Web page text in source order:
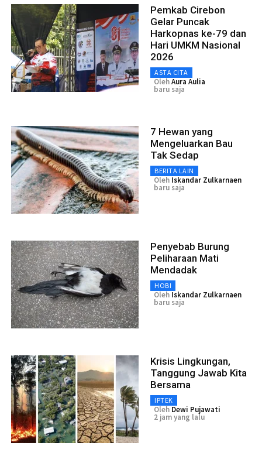
Pemkab Cirebon
Gelar Puncak
Harkopnas ke-79 dan
Hari UMKM Nasional
2026
ASTA CITA
OlehAura Aulia
baru saja
7 Hewan yang
Mengeluarkan Bau
Tak Sedap
BERITA LAIN
Oleh Iskandar Zulkarnaen
baru saja
Penyebab Burung
Peliharaan Mati
Mendadak
HOBI
Oleh Iskandar Zulkarnaen
baru saja
Krisis Lingkungan,
Tanggung Jawab Kita
Bersama
IPTEK
Oleh Dewi Pujawati
2 jam yang lalu